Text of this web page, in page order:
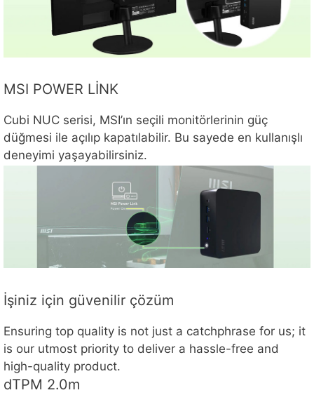
MSI POWER LİNK
Cubi NUC serisi, MSI’ın seçili monitörlerinin güç
düğmesi ile açılıp kapatılabilir. Bu sayede en kullanışlı
deneyimi yaşayabilirsiniz.
İşiniz için güvenilir çözüm
Ensuring top quality is not just a catchphrase for us; it
is our utmost priority to deliver a hassle-free and
high-quality product.
dTPM 2.0m